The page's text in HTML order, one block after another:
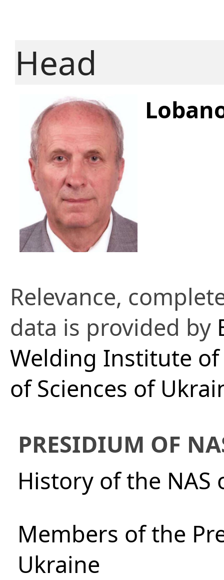
Head
Relevance,
data is provided by
Welding Institute
of Sciences of
PRESIDIUM OF
History of the NAS
Members of the
Ukraine